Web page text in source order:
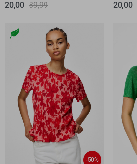
20,00 39,99
20,00
-50%